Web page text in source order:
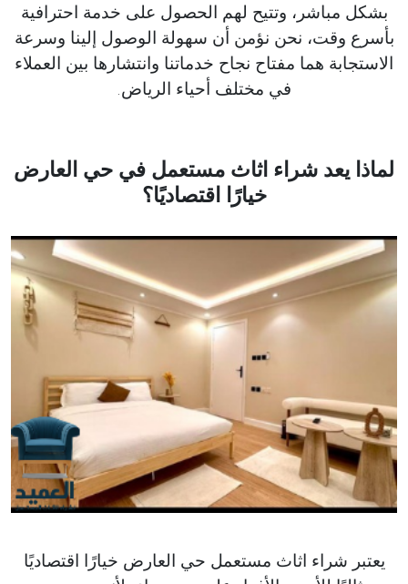
بشكل مباشر، وتتيح لهم الحصول على خدمة احترافية
بأسرع وقت، نحن نؤمن أن سهولة الوصول إلينا وسرعة
الاستجابة هما مفتاح نجاح خدماتنا وانتشارها بين العملاء
في مختلف أحياء الرياض.
لماذا يعد شراء اثاث مستعمل في حي العارض
خيارًا اقتصاديًا؟
يعتبر شراء اثاث مستعمل حي العارض خيارًا اقتصاديًا